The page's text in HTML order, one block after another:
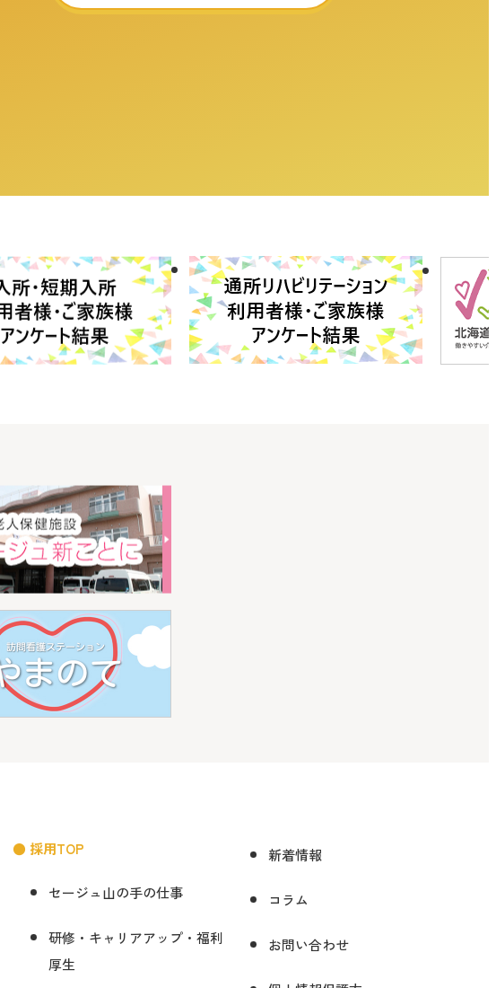
● 採用TOP
セージュ山の手の仕事
研修・キャリアアップ・福利
厚生
新着情報
コラム
お問い合わせ